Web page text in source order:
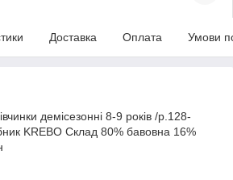
Доставка Оплата Умови
демісезонні 8-9 років /р.128-
KREBO Склад 80% бавовна 16%